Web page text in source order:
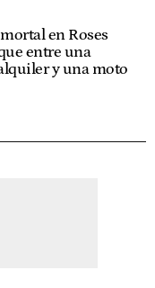
en Roses
entre una
y una moto